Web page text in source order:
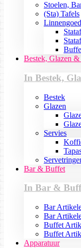
Stoelen,
(Sta) Tafels
Linnengoed
Bestek, Glazen &
In Bestek,
Bestek
Glazen
Servies
Bar & Buffet
In Bar &
Bar
Bar
Buffet
Buffet
Apparatuur